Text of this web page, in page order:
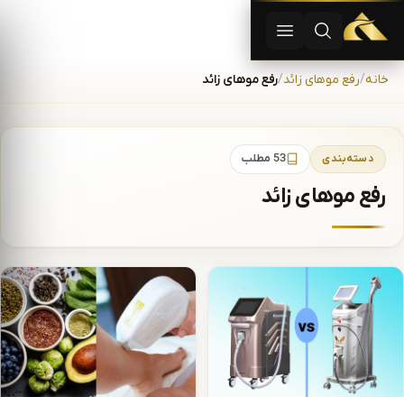
پرش به محتوا
دستگاه لیزر موهای زاید | دستگاه لاغری | آفرودیت لیزر —
باز کردن جستجو
باز کردن منو
خانه رفع موهای زائد رفع موهای زائد
دسته‌بندی 53 مطلب
رفع موهای زائد